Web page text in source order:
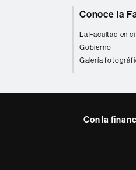
Conoce la
La Facultad en
Gobierno
Galería
Con la